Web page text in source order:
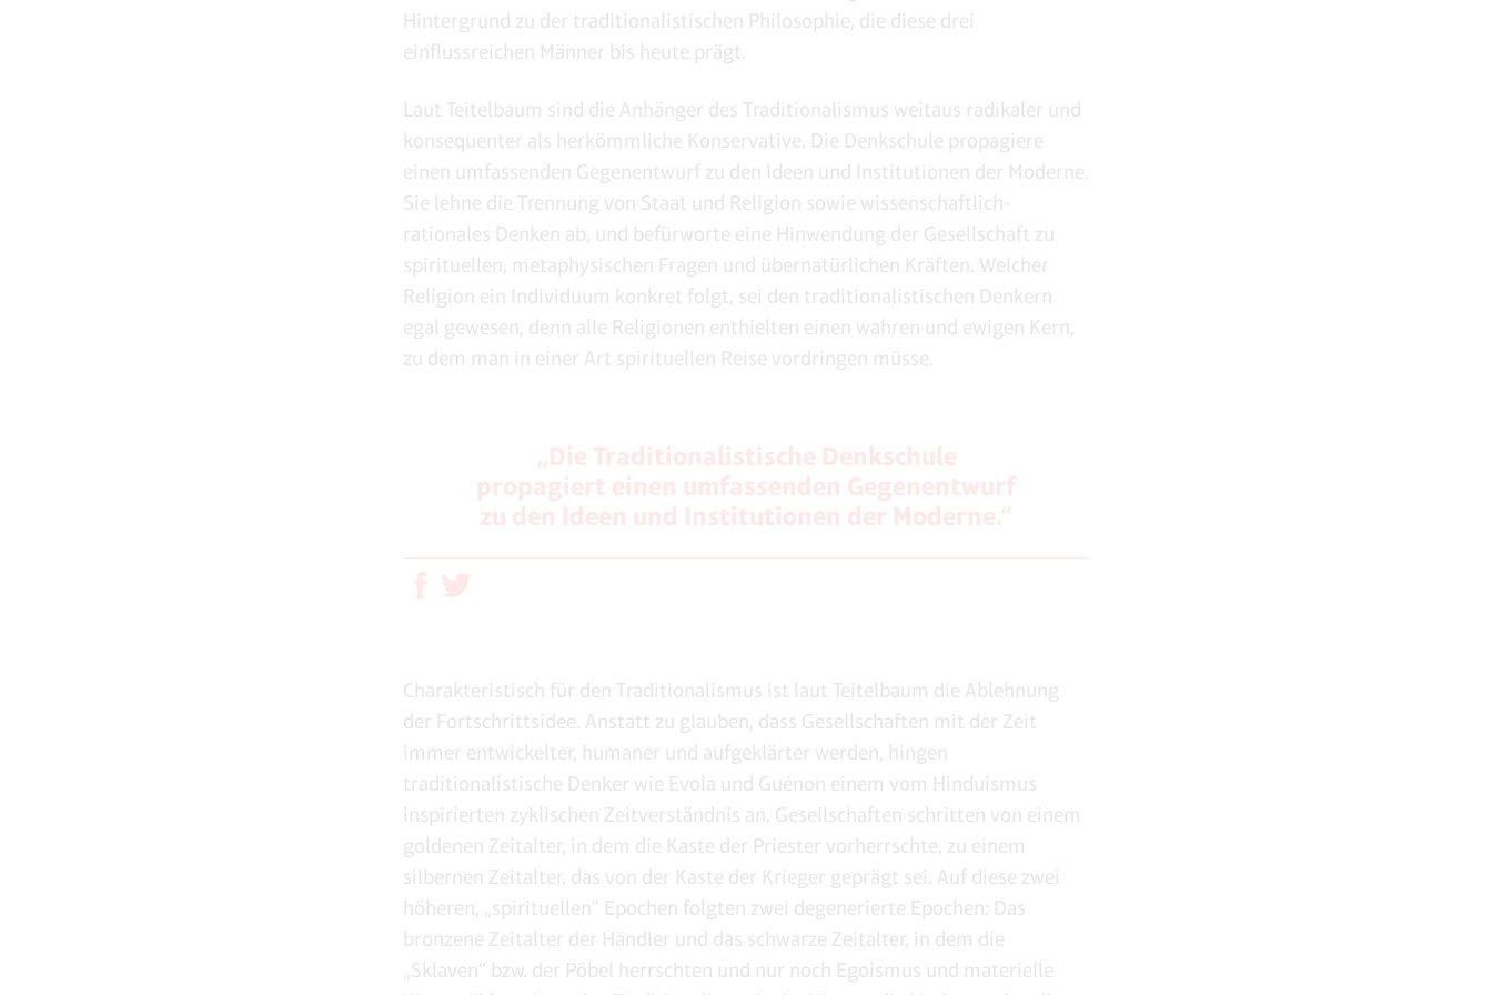
Hintergrund zu der traditionalistischen Philosophie, die diese drei
einflussreichen Männer bis heute prägt.
Laut Teitelbaum sind die Anhänger des Traditionalismus weitaus radikaler und
konsequenter als herkömmliche Konservative. Die Denkschule propagiere
einen umfassenden Gegenentwurf zu den Ideen und Institutionen der Moderne.
Sie lehne die Trennung von Staat und Religion sowie wissenschaftlich-
rationales Denken ab, und befürworte eine Hinwendung der Gesellschaft zu
spirituellen, metaphysischen Fragen und übernatürlichen Kräften. Welcher
Religion ein Individuum konkret folgt, sei den traditionalistischen Denkern
egal gewesen, denn alle Religionen enthielten einen wahren und ewigen Kern,
zu dem man in einer Art spirituellen Reise vordringen müsse.
Charakteristisch für den Traditionalismus ist laut Teitelbaum die Ablehnung
der Fortschrittsidee. Anstatt zu glauben, dass Gesellschaften mit der Zeit
immer entwickelter, humaner und aufgeklärter werden, hingen
traditionalistische Denker wie Evola und Guénon einem vom Hinduismus
inspirierten zyklischen Zeitverständnis an. Gesellschaften schritten von einem
goldenen Zeitalter, in dem die Kaste der Priester vorherrschte, zu einem
silbernen Zeitalter, das von der Kaste der Krieger geprägt sei. Auf diese zwei
höheren, „spirituellen“ Epochen folgten zwei degenerierte Epochen: Das
bronzene Zeitalter der Händler und das schwarze Zeitalter, in dem die
„Sklaven“ bzw. der Pöbel herrschten und nur noch Egoismus und materielle